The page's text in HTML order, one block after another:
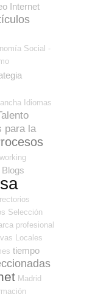
Internet
Social -
Idiomas
para la
Selección
profesional
Locales
tiempo
Madrid